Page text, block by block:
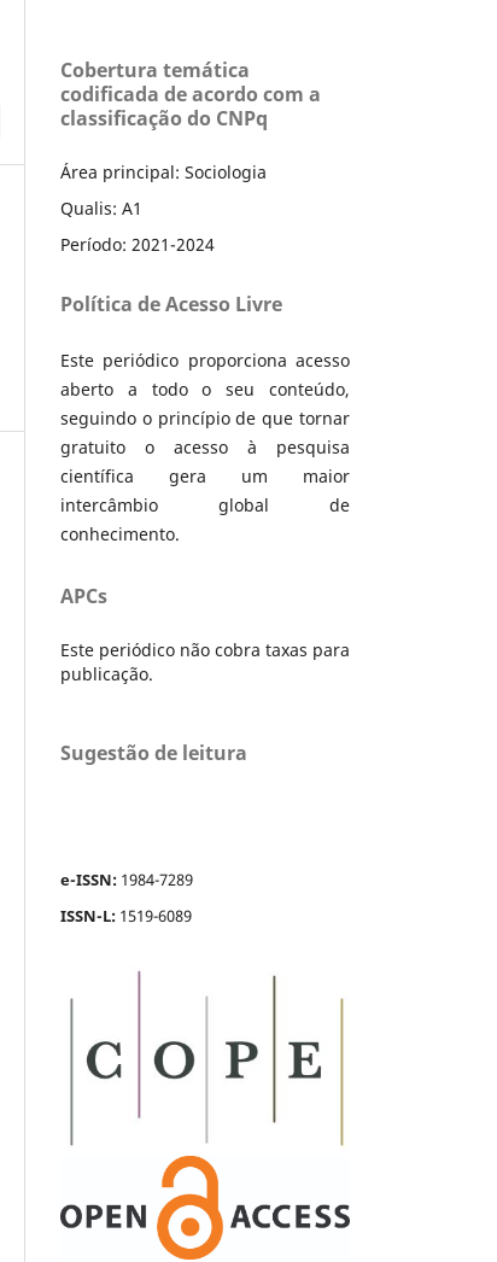
Cobertura temática
codificada de acordo com a
classificação do CNPq
Área principal: Sociologia
Qualis: A1
Período: 2021-2024
Política de Acesso Livre
Este periódico proporciona acesso
aberto a todo o seu conteúdo,
seguindo o princípio de que tornar
gratuito o acesso à pesquisa
científica gera um maior
intercâmbio global de
conhecimento.
APCs
Este periódico não cobra taxas para
publicação.
Sugestão de leitura
e-ISSN: 1984-7289
ISSN-L: 1519-6089